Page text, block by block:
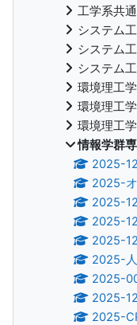
工学系共
システム
システム
システム
環境理工
環境理工
環境理工
情報学群
2025-
2025-
2025-
2025-
2025-
2025-
2025-
2025-
2025-